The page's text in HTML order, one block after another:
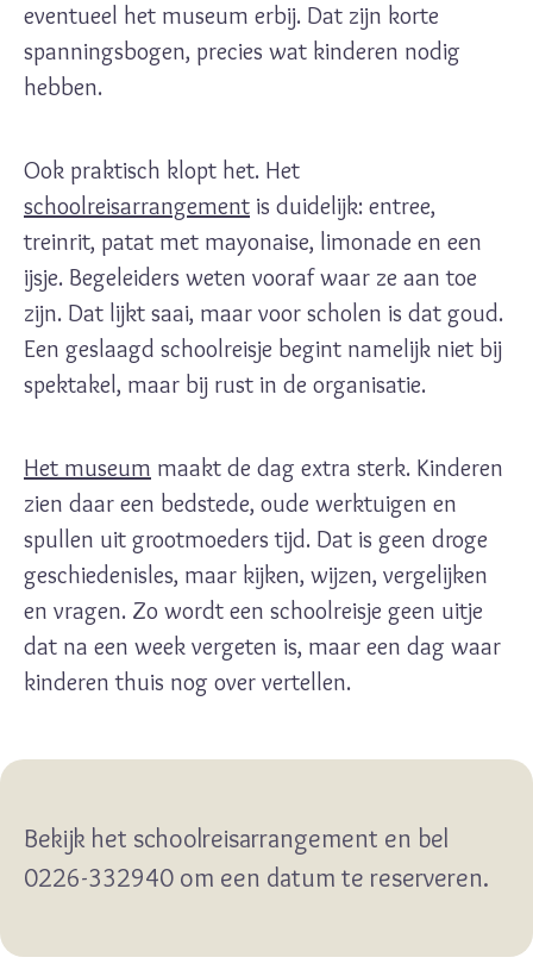
eventueel het museum erbij. Dat zijn korte
spanningsbogen, precies wat kinderen nodig
hebben.
Ook praktisch klopt het. Het
schoolreisarrangement is duidelijk: entree,
treinrit, patat met mayonaise, limonade en een
ijsje. Begeleiders weten vooraf waar ze aan toe
zijn. Dat lijkt saai, maar voor scholen is dat goud.
Een geslaagd schoolreisje begint namelijk niet bij
spektakel, maar bij rust in de organisatie.
Het museum maakt de dag extra sterk. Kinderen
zien daar een bedstede, oude werktuigen en
spullen uit grootmoeders tijd. Dat is geen droge
geschiedenisles, maar kijken, wijzen, vergelijken
en vragen. Zo wordt een schoolreisje geen uitje
dat na een week vergeten is, maar een dag waar
kinderen thuis nog over vertellen.
Bekijk het schoolreisarrangement en bel
0226-332940 om een datum te reserveren.